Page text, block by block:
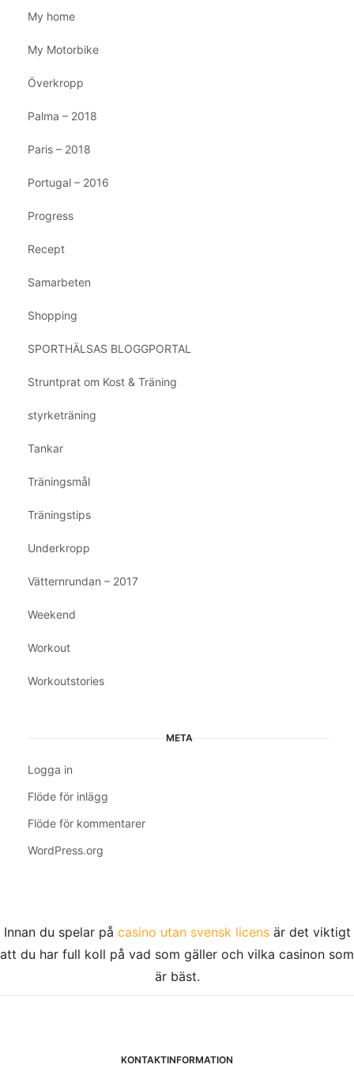
My home
My Motorbike
Överkropp
Palma – 2018
Paris – 2018
Portugal – 2016
Progress
Recept
Samarbeten
Shopping
SPORTHÄLSAS BLOGGPORTAL
Struntprat om Kost & Träning
styrketräning
Tankar
Träningsmål
Träningstips
Underkropp
Vätternrundan – 2017
Weekend
Workout
Workoutstories
META
Logga in
Flöde för inlägg
Flöde för kommentarer
WordPress.org
Innan du spelar på casino utan svensk licensär det viktigt
att du har full koll på vad som gäller och vilka casinon som
är bäst.
KONTAKTINFORMATION